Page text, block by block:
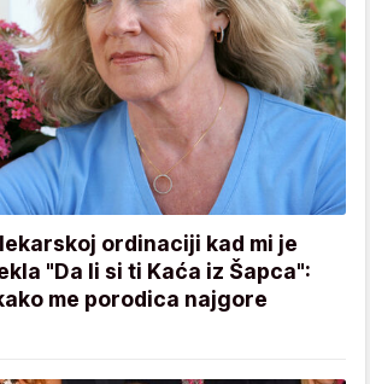
ordinaciji kad mi je
"Da li si ti Kaća iz Šapca":
me porodica najgore